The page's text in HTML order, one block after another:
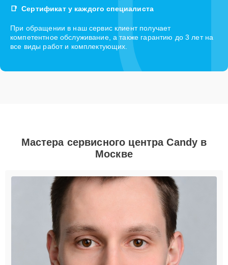
Сертификат у каждого специалиста
При обращении в наш сервис клиент получает
компетентное обслуживание, а также гарантию до 3 лет на
все виды работ и комплектующих.
Мастера сервисного центра Candy в
Москве